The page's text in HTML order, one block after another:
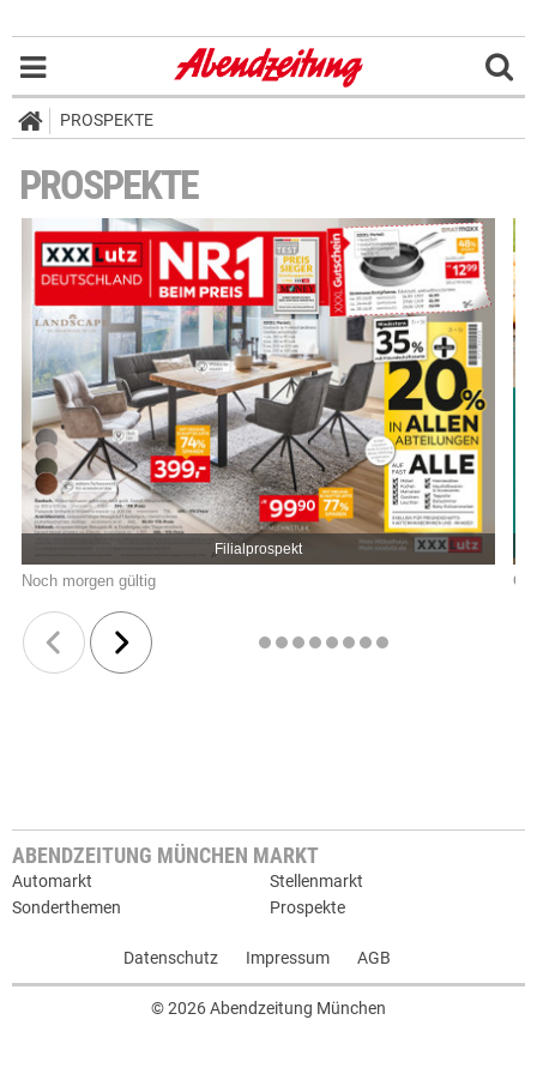
PROSPEKTE
PROSPEKTE
ABENDZEITUNG MÜNCHEN MARKT
Automarkt
Stellenmarkt
Sonderthemen
Prospekte
Datenschutz Impressum AGB
© 2026 Abendzeitung München